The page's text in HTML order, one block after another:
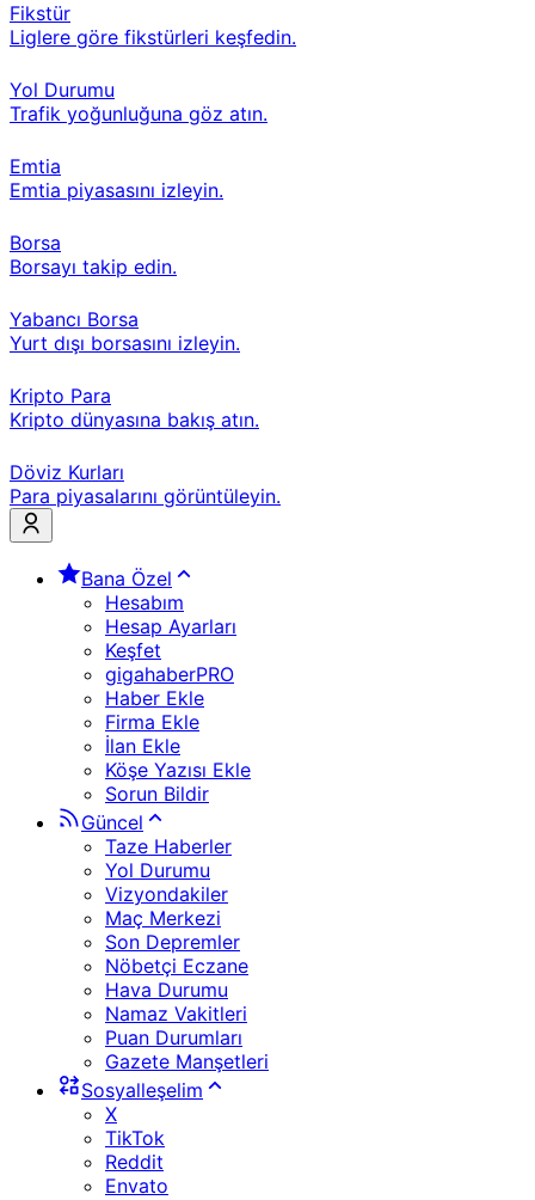
Fikstür
Liglere göre fikstürleri keşfedin.
Yol Durumu
Trafik yoğunluğuna göz atın.
Emtia
Emtia piyasasını izleyin.
Borsa
Borsayı takip edin.
Yabancı Borsa
Yurt dışı borsasını izleyin.
Kripto Para
Kripto dünyasına bakış atın.
Döviz Kurları
Para piyasalarını görüntüleyin.
Bana Özel
Hesabım
Hesap Ayarları
Keşfet
gigahaberPRO
Haber Ekle
Firma Ekle
İlan Ekle
Köşe Yazısı Ekle
Sorun Bildir
Güncel
Taze Haberler
Yol Durumu
Vizyondakiler
Maç Merkezi
Son Depremler
Nöbetçi Eczane
Hava Durumu
Namaz Vakitleri
Puan Durumları
Gazete Manşetleri
Sosyalleşelim
X
TikTok
Reddit
Envato